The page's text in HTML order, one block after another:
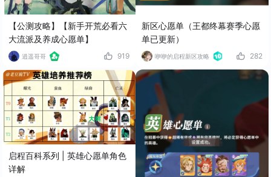
【公测攻略】【新手开荒必看六
大流派及养成心愿单】
逍遥哥哥 919
启程百科系列 | 英雄心愿单角色
详解
新区心愿单（王都终幕赛季心愿
单已更新）
咿咿的启程新区攻略 282